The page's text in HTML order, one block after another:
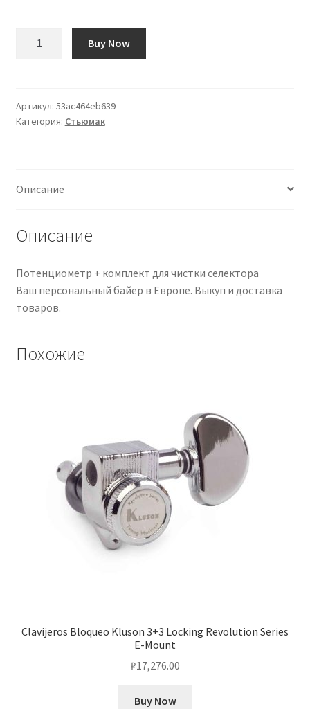
Potenciómetros
+
Buy Now
Артикул: 53ac464eb639
Категория: Стьюмак
Описание
Описание
Потенциометр + комплект для чистки селектора
Ваш персональный байер в Европе. Выкуп и доставка
товаров.
Похожие
Clavijeros Bloqueo Kluson 3+3 Locking Revolution Series
E-Mount
₽17,276.00
Buy Now